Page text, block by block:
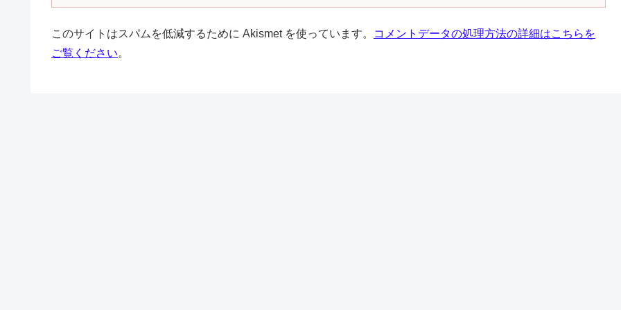
このサイトはスパムを低減するために Akismet を使っています。
コメントデータの処理方法の詳細はこちらを
ご覧ください。